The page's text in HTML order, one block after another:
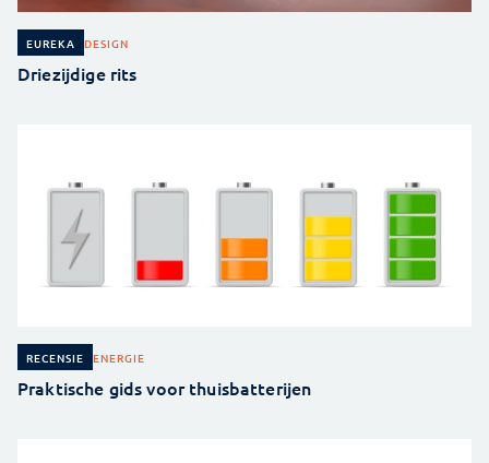
EUREKA DESIGN
Driezijdige rits
RECENSIE ENERGIE
Praktische gids voor thuisbatterijen